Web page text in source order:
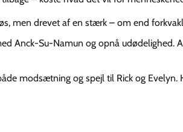
men drevet af en stærk – om end
Anck-Su-Namun og opnå udødelighed.
modsætning og spejl til Rick og